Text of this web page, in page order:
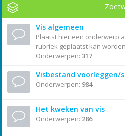
Vis algemeen
Plaatst hier een onderwerp
rubriek geplaatst kan
Onderwerpen: 317
Visbestand voorleggen/
Onderwerpen: 984
Het kweken van vis
Onderwerpen: 286